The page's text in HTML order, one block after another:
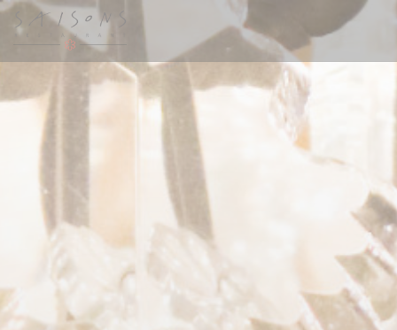
Personalización de sus opciones de cookies